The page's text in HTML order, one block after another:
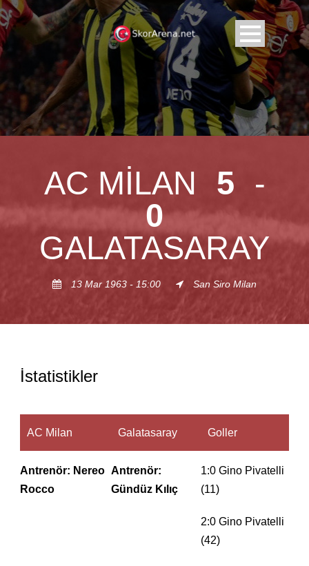
AC MILAN 5
-
0
GALATASARAY
13 Mar 1963 - 15:00 San Siro Milan
İstatistikler
AC Milan Galatasaray Goller
Antrenör: Nereo
Rocco
Antrenör:
Gündüz Kılıç
1:0 Gino Pivatelli
(11)
2:0 Gino Pivatelli
(42)